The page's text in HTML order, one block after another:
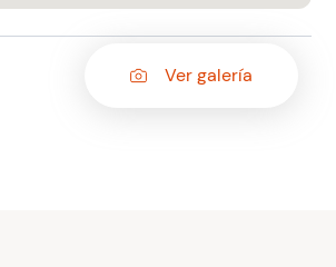
Ver galería